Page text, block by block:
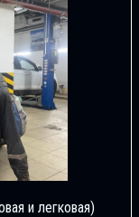
и легковая)